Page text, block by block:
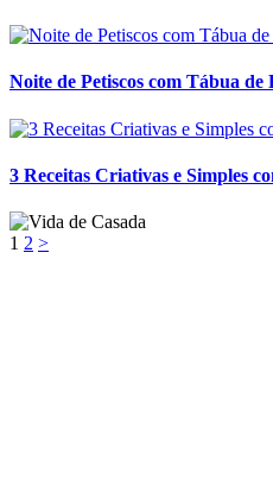
Noite de Petiscos com Tábua de
3 Receitas Criativas e Simples
1 2 >